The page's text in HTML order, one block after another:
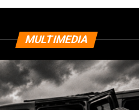
MULTIMEDIA